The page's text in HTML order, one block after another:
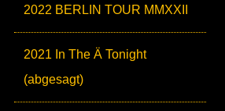
2022 BERLIN TOUR MMXXII
2021 In The Ä Tonight
(abgesagt)